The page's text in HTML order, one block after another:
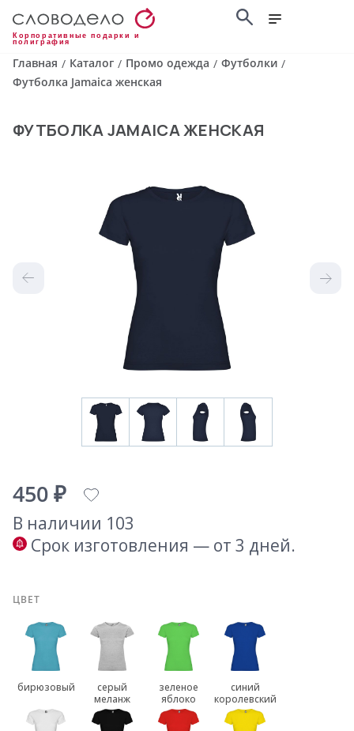
Корпоративные подарки и
полиграфия
Главная / Каталог / Промо одежда / Футболки /
Футболка Jamaica женская
ФУТБОЛКА JAMAICA ЖЕНСКАЯ
450 ₽
В наличии 103
Срок изготовления — от 3 дней.
ЦВЕТ
бирюзовый
серый
меланж
зеленое
яблоко
синий
королевский